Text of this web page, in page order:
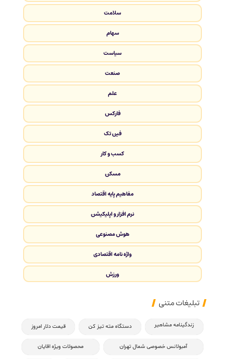
سلامت
سهام
سیاست
صنعت
علم
فارکس
فین تک
کسب و کار
مسکن
مفاهیم پایه اقتصاد
نرم افزار و اپلیکیشن
هوش مصنوعی
واژه نامه اقتصادی
ورزش
تبلیغات متنی
زندگینامه مشاهیر دستگاه مته تیز کن قیمت دلار امروز
آمبولانس خصوصی شمال تهران محصولات ویژه اقایان